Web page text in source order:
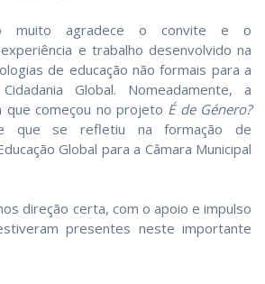
muito agradece o convite e o
e trabalho desenvolvido na
de educação não formais para a
Global. Nomeadamente, a
que começou no projeto É de Género?
que se refletiu na formação de
Global para a Câmara Municipal
direção certa, com o apoio e impulso
presentes neste importante